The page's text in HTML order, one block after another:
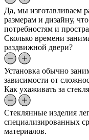
Да, мы изготавливаем
размерам и дизайну,
потребностям и
Сколько времени
раздвижной двери?
Установка обычно
зависимости от
Как ухаживать за
Стеклянные изделия
специализированных
материалов.